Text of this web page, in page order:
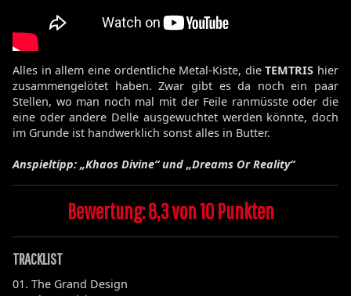
Alles in allem eine ordentliche Metal-Kiste, dieTEMTRIS hier
zusammengelötet haben. Zwar gibt es da noch ein paar
Stellen, wo man noch mal mit der Feile ranmüsste oder die
eine oder andere Delle ausgewuchtet werden könnte, doch
im Grunde ist handwerklich sonst alles in Butter.
Anspieltipp: „Khaos Divine“ und „Dreams Or Reality“
Bewertung: 8,3 von 10 Punkten
TRACKLIST
01. The Grand Design